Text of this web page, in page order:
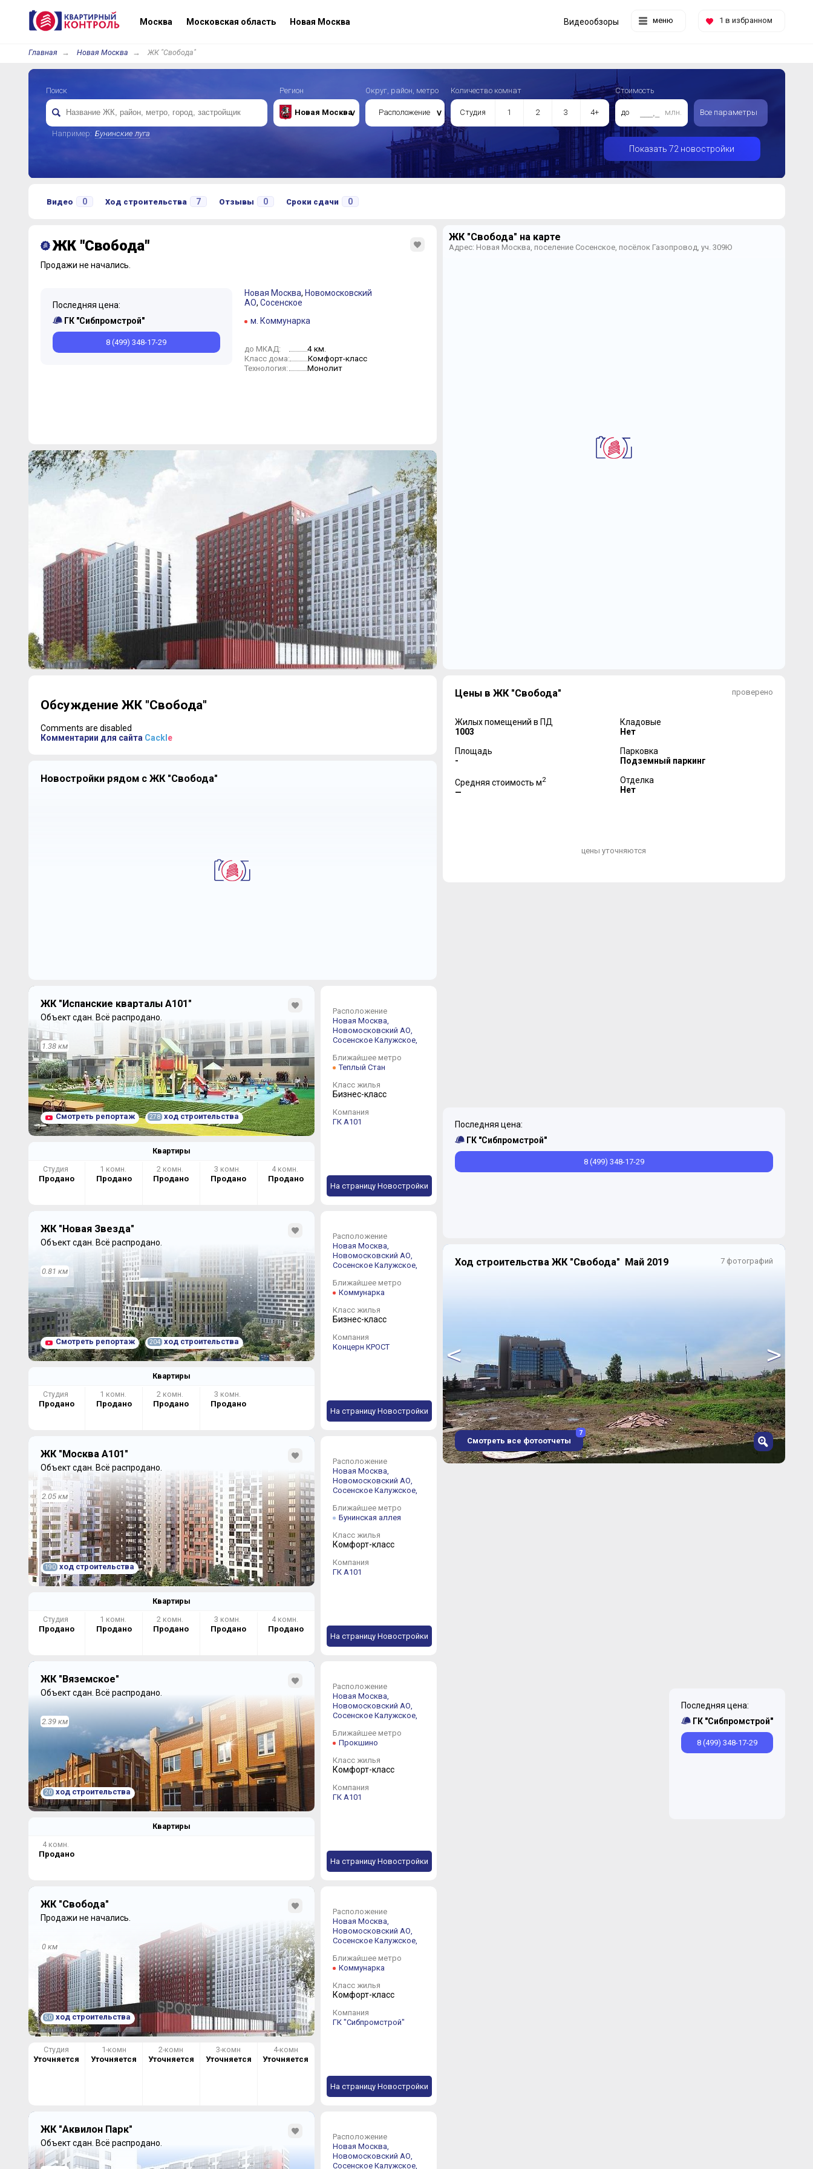
Москва Московская область Новая Москва меню 1 в избранном
Видеообзоры
Главная Новая Москва ЖК "Свобода"
Поиск
Например: Бунинские луга
Регион
Новая Москва
Округ, район, метро
Расположение
Количество комнат
Студия 1 2 3 4+
Стоимость
до млн. Все параметры
Показать 72 новостройки
Видео 0 Ход строительства 7 Отзывы 0 Сроки сдачи 0
ЖК "Свобода"
Продажи не начались.
Последняя цена:
ГК "Сибпромстрой"
8 (499) 348-17-29
Новая Москва, Новомосковский
АО, Сосенское
м. Коммунарка
до МКАД: 4 км.
Класс дома: Комфорт-класс
Технология: Монолит
Обсуждение ЖК "Свобода"
Comments are disabled
Комментарии для сайта Cackl e
Новостройки рядом с ЖК "Свобода"
ЖК "Испанские кварталы А101"
Объект сдан. Всё распродано.
1.38 км
Смотреть репортаж 278 ход строительства
Квартиры
Студия
Продано
1 комн.
Продано
2 комн.
Продано
3 комн.
Продано
4 комн.
Продано
Расположение
Новая Москва,
Новомосковский АО,
Сосенское Калужское,
Ближайшее метро
Теплый Стан
Класс жилья
Бизнес-класс
Компания
ГК А101
На страницу Новостройки
ЖК "Новая Звезда"
Объект сдан. Всё распродано.
0.81 км
Смотреть репортаж 204 ход строительства
Квартиры
Студия
Продано
1 комн.
Продано
2 комн.
Продано
3 комн.
Продано
Расположение
Новая Москва,
Новомосковский АО,
Сосенское Калужское,
Ближайшее метро
Коммунарка
Класс жилья
Бизнес-класс
Компания
Концерн КРОСТ
На страницу Новостройки
ЖК "Москва А101"
Объект сдан. Всё распродано.
2.05 км
190 ход строительства
Квартиры
Студия
Продано
1 комн.
Продано
2 комн.
Продано
3 комн.
Продано
4 комн.
Продано
Расположение
Новая Москва,
Новомосковский АО,
Сосенское Калужское,
Ближайшее метро
Бунинская аллея
Класс жилья
Комфорт-класс
Компания
ГК А101
На страницу Новостройки
ЖК "Вяземское"
Объект сдан. Всё распродано.
2.39 км
20 ход строительства
Квартиры
4 комн.
Продано
Расположение
Новая Москва,
Новомосковский АО,
Сосенское Калужское,
Ближайшее метро
Прокшино
Класс жилья
Комфорт-класс
Компания
ГК А101
На страницу Новостройки
ЖК "Свобода"
Продажи не начались.
0 км
50 ход строительства
Студия
Уточняется
1-комн
Уточняется
2-комн
Уточняется
3-комн
Уточняется
4-комн
Уточняется
Расположение
Новая Москва,
Новомосковский АО,
Сосенское Калужское,
Ближайшее метро
Коммунарка
Класс жилья
Комфорт-класс
Компания
ГК "Сибпромстрой"
На страницу Новостройки
ЖК "Аквилон Парк"
Объект сдан. Всё распродано.
Расположение
Новая Москва,
Новомосковский АО,
Сосенское Калужское,
ЖК "Свобода" на карте
Адрес: Новая Москва, поселение Сосенское, посёлок Газопровод, уч. 309Ю
проверено
Цены в ЖК "Свобода"
Жилых помещений в ПД
1003
Площадь
-
Средняя стоимость м2
—
Кладовые
Нет
Парковка
Подземный паркинг
Отделка
Нет
цены уточняются
Последняя цена:
ГК "Сибпромстрой"
8 (499) 348-17-29
7 фотографий
Ход строительства ЖК "Свобода" Май 2019
< >
Смотреть все фотоотчеты
7
Последняя цена:
ГК "Сибпромстрой"
8 (499) 348-17-29